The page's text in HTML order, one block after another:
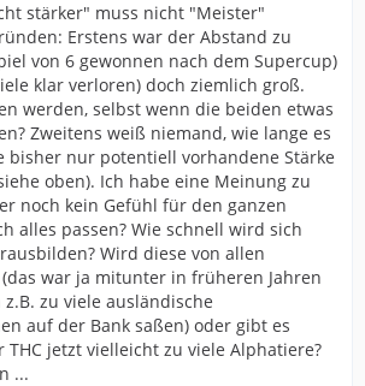
stärker" muss nicht "Meister"
Erstens war der Abstand zu
von 6 gewonnen nach dem Supercup)
klar verloren) doch ziemlich groß.
werden, selbst wenn die beiden etwas
Zweitens weiß niemand, wie lange es
bisher nur potentiell vorhandene Stärke
oben). Ich habe eine Meinung zu
noch kein Gefühl für den ganzen
alles passen? Wie schnell wird sich
Wird diese von allen
war ja mitunter in früheren Jahren
zu viele ausländische
auf der Bank saßen) oder gibt es
THC jetzt vielleicht zu viele Alphatiere?
...